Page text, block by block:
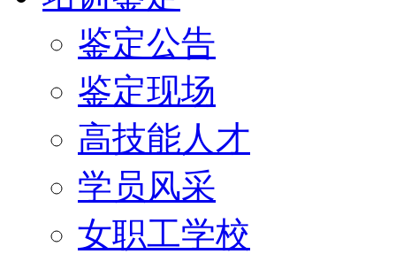
鉴定公告
鉴定现场
高技能人才
学员风采
女职工学校